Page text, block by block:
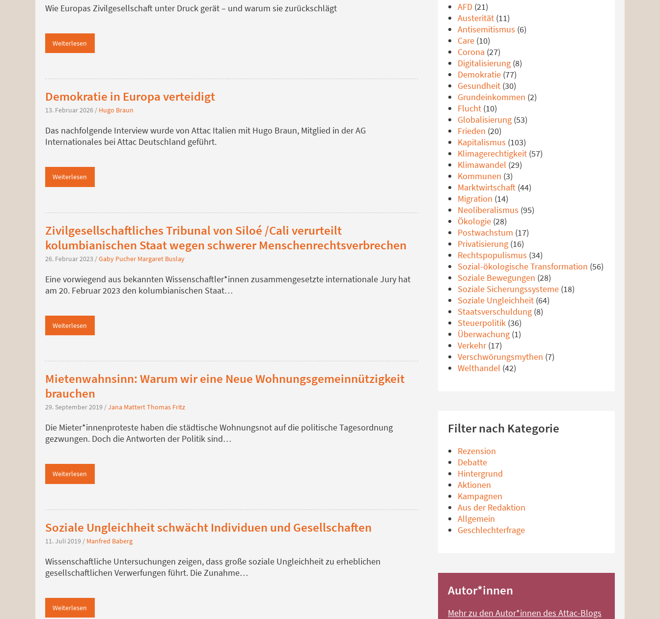
Wie Europas Zivilgesellschaft unter Druck gerät – und warum sie zurückschlägt
Weiterlesen
Demokratie in Europa verteidigt
13. Februar 2026 / Hugo Braun
Das nachfolgende Interview wurde von Attac Italien mit Hugo Braun, Mitglied in der AG
Internationales bei Attac Deutschland geführt.
Weiterlesen
Zivilgesellschaftliches Tribunal von Siloé /Cali verurteilt
kolumbianischen Staat wegen schwerer Menschenrechtsverbrechen
26. Februar 2023 /Gaby Pucher Margaret Buslay
Eine vorwiegend aus bekannten Wissenschaftler*innen zusammengesetzte internationale Jury hat
am 20. Februar 2023 den kolumbianischen Staat…
Weiterlesen
Mietenwahnsinn: Warum wir eine Neue Wohnungsgemeinnützigkeit
brauchen
29. September 2019 /Jana MattertThomas Fritz
Die Mieter*innenproteste haben die städtische Wohnungsnot auf die politische Tagesordnung
gezwungen. Doch die Antworten der Politik sind…
Weiterlesen
Soziale Ungleichheit schwächt Individuen und Gesellschaften
11. Juli 2019 / Manfred Baberg
Wissenschaftliche Untersuchungen zeigen, dass große soziale Ungleichheit zu erheblichen
gesellschaftlichen Verwerfungen führt. Die Zunahme…
Weiterlesen
AFD (21)
Austerität (11)
Antisemitismus (6)
Care (10)
Corona (27)
Digitalisierung (8)
Demokratie (77)
Gesundheit (30)
Grundeinkommen (2)
Flucht (10)
Globalisierung (53)
Frieden (20)
Kapitalismus (103)
Klimagerechtigkeit (57)
Klimawandel (29)
Kommunen (3)
Marktwirtschaft (44)
Migration (14)
Neoliberalismus (95)
Ökologie (28)
Postwachstum (17)
Privatisierung (16)
Rechtspopulismus (34)
Sozial-ökologische Transformation (56)
Soziale Bewegungen (28)
Soziale Sicherungssysteme (18)
Soziale Ungleichheit (64)
Staatsverschuldung (8)
Steuerpolitik (36)
Überwachung (1)
Verkehr(17)
Verschwörungsmythen (7)
Welthandel (42)
Filter nach Kategorie
Rezension
Debatte
Hintergrund
Aktionen
Kampagnen
Aus der Redaktion
Allgemein
Geschlechterfrage
Autor*innen
Mehr zu den Autor*innen des Attac-Blogs